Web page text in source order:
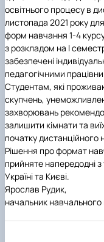
освітнього процесу в
листопада 2021 року
форм навчання 1-4
з розкладом на І
забезпечені
педагогічними
Студентам, які
скупчень,
захворювань
залишити кімнати та
початку дистанційного
Рішення про формат
прийняте напередодні з
Україні та Києві.
Ярослав Рудик,
начальник навчального